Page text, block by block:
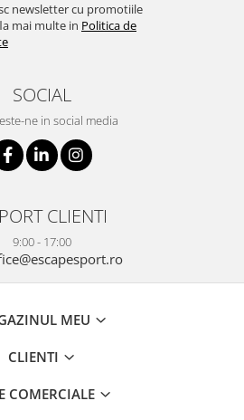
newsletter cu promotiile
mai multe in Politica de
SOCIAL
ne in social media
CLIENTI
9:00 - 17:00
MEU
CLIENTI
COMERCIALE